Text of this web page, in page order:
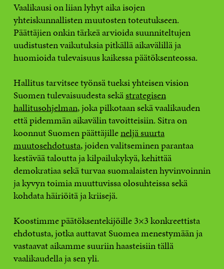
Vaalikausi on liian lyhyt aika isojen
yhteiskunnallisten muutosten toteutukseen.
Päättäjien onkin tärkeä arvioida suunniteltujen
uudistusten vaikutuksia pitkällä aikavälillä ja
huomioida tulevaisuus kaikessa päätöksenteossa.
Hallitus tarvitsee työnsä tueksi yhteisen vision
Suomen tulevaisuudesta sekästrategisen
hallitusohjelman, joka pilkotaan sekä vaalikauden
että pidemmän aikavälin tavoitteisiin. Sitra on
koonnut Suomen päättäjilleneljä suurta
muutosehdotusta, joiden valitseminen parantaa
kestävää taloutta ja kilpailukykyä, kehittää
demokratiaa sekä turvaa suomalaisten hyvinvoinnin
ja kyvyn toimia muuttuvissa olosuhteissa sekä
kohdata häiriöitä ja kriisejä.
Koostimme päätöksentekijöille 3×3 konkreettista
ehdotusta, jotka auttavat Suomea menestymään ja
vastaavat aikamme suuriin haasteisiin tällä
vaalikaudella ja sen yli.